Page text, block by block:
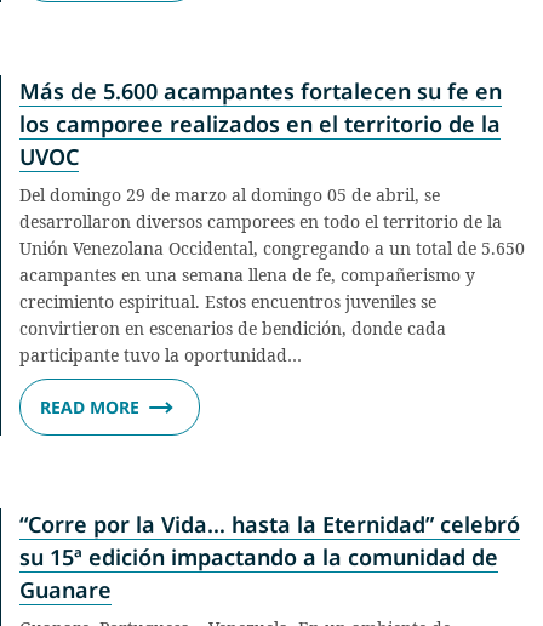
Más de 5.600 acampantes fortalecen su fe en
los camporee realizados en el territorio de la
UVOC
Del domingo 29 de marzo al domingo 05 de abril, se
desarrollaron diversos camporees en todo el territorio de la
Unión Venezolana Occidental, congregando a un total de 5.650
acampantes en una semana llena de fe, compañerismo y
crecimiento espiritual. Estos encuentros juveniles se
convirtieron en escenarios de bendición, donde cada
participante tuvo la oportunidad…
READ MORE
“Corre por la Vida… hasta la Eternidad” celebró
su 15ª edición impactando a la comunidad de
Guanare